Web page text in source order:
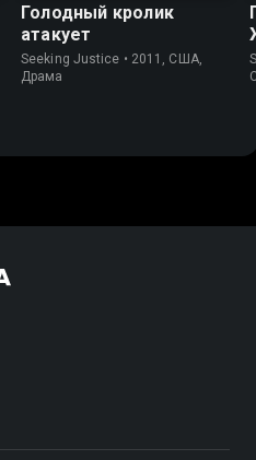
Голодный кролик
атакует
Seeking Justice • 2011, США,
Драма